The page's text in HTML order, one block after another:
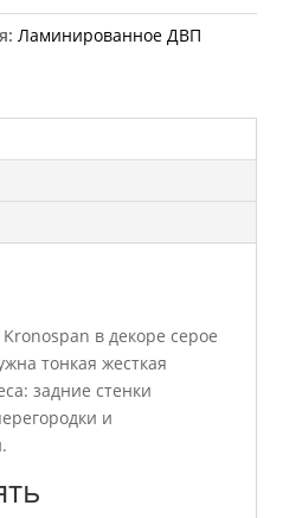
Ламинированное ДВП
в декоре серое
тонкая жесткая
задние стенки
и